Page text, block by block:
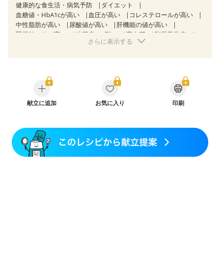
健康的な食生活・病気予防
ダイエット
血糖値・HbA1cが高い
血圧が高い
コレステロールが高い
中性脂肪が高い
尿酸値が高い
肝機能の値が高い
腎機能の値が高い
糖尿病（2型） 高血圧
脂質異常症
狭心症 心筋梗塞
CKD（ステージ１）
CKD（ステージ２）
CKD（ステージ３a）
乳がん（抗がん剤治療中）
乳がん（ホルモン療法中）
乳がん（放射線治療中）
骨粗しょう症
フレイル（年齢に合わせた体作り）
低栄養予防
貧血対策
ニキビ・肌荒れ
さらに表示する
献立に追加 お気に入り 印刷